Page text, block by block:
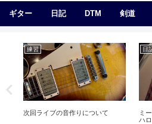
ギター 日記 DTM 剣道
練習
次回ライブの音作りについて
日
ミ
ハ